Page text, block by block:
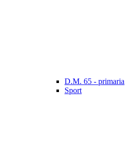
D.M. 65 - primaria
Sport